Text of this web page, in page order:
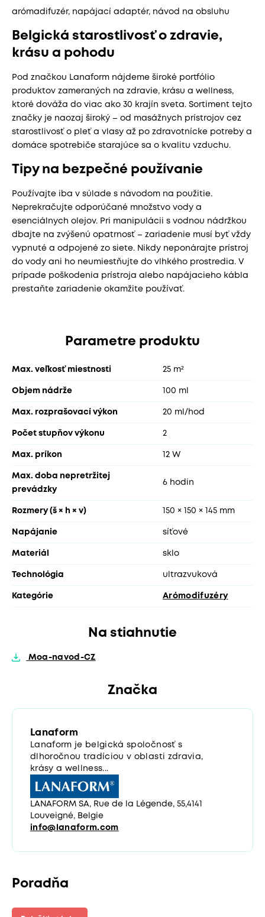
arómadifuzér, napájací adaptér, návod na obsluhu
Belgická starostlivosť o zdravie,
krásu a pohodu
Pod značkou Lanaform nájdeme široké portfólio
produktov zameraných na zdravie, krásu a wellness,
ktoré dováža do viac ako 30 krajín sveta. Sortiment tejto
značky je naozaj široký – od masážnych prístrojov cez
starostlivosť o pleť a vlasy až po zdravotnícke potreby a
domáce spotrebiče starajúce sa o kvalitu vzduchu.
Tipy na bezpečné používanie
Používajte iba v súlade s návodom na použitie.
Neprekračujte odporúčané množstvo vody a
esenciálnych olejov. Pri manipulácii s vodnou nádržkou
dbajte na zvýšenú opatrnosť – zariadenie musí byť vždy
vypnuté a odpojené zo siete. Nikdy neponárajte prístroj
do vody ani ho neumiestňujte do vlhkého prostredia. V
prípade poškodenia prístroja alebo napájacieho kábla
prestaňte zariadenie okamžite používať.
Parametre produktu
Max. veľkosť miestnosti 25 m²
Objem nádrže 100 ml
Max. rozprašovací výkon 20 ml/hod
Počet stupňov výkonu 2
Max. príkon 12 W
Max. doba nepretržitej
prevádzky
6 hodin
Rozmery (š × h × v) 150 × 150 × 145 mm
Napájanie síťové
Materiál sklo
Technológia ultrazvuková
Kategórie Arómodifuzéry
Na stiahnutie
Moa-navod-CZ
Značka
Lanaform
Lanaform je belgická spoločnosť s
dlhoročnou tradíciou v oblasti zdravia,
krásy a wellness...
LANAFORM SA, Rue de la Légende, 55,4141
Louveigné, Belgie
info@lanaform.com
Poradňa